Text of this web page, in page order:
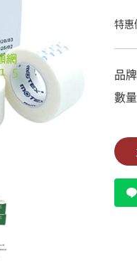
特惠
品
數